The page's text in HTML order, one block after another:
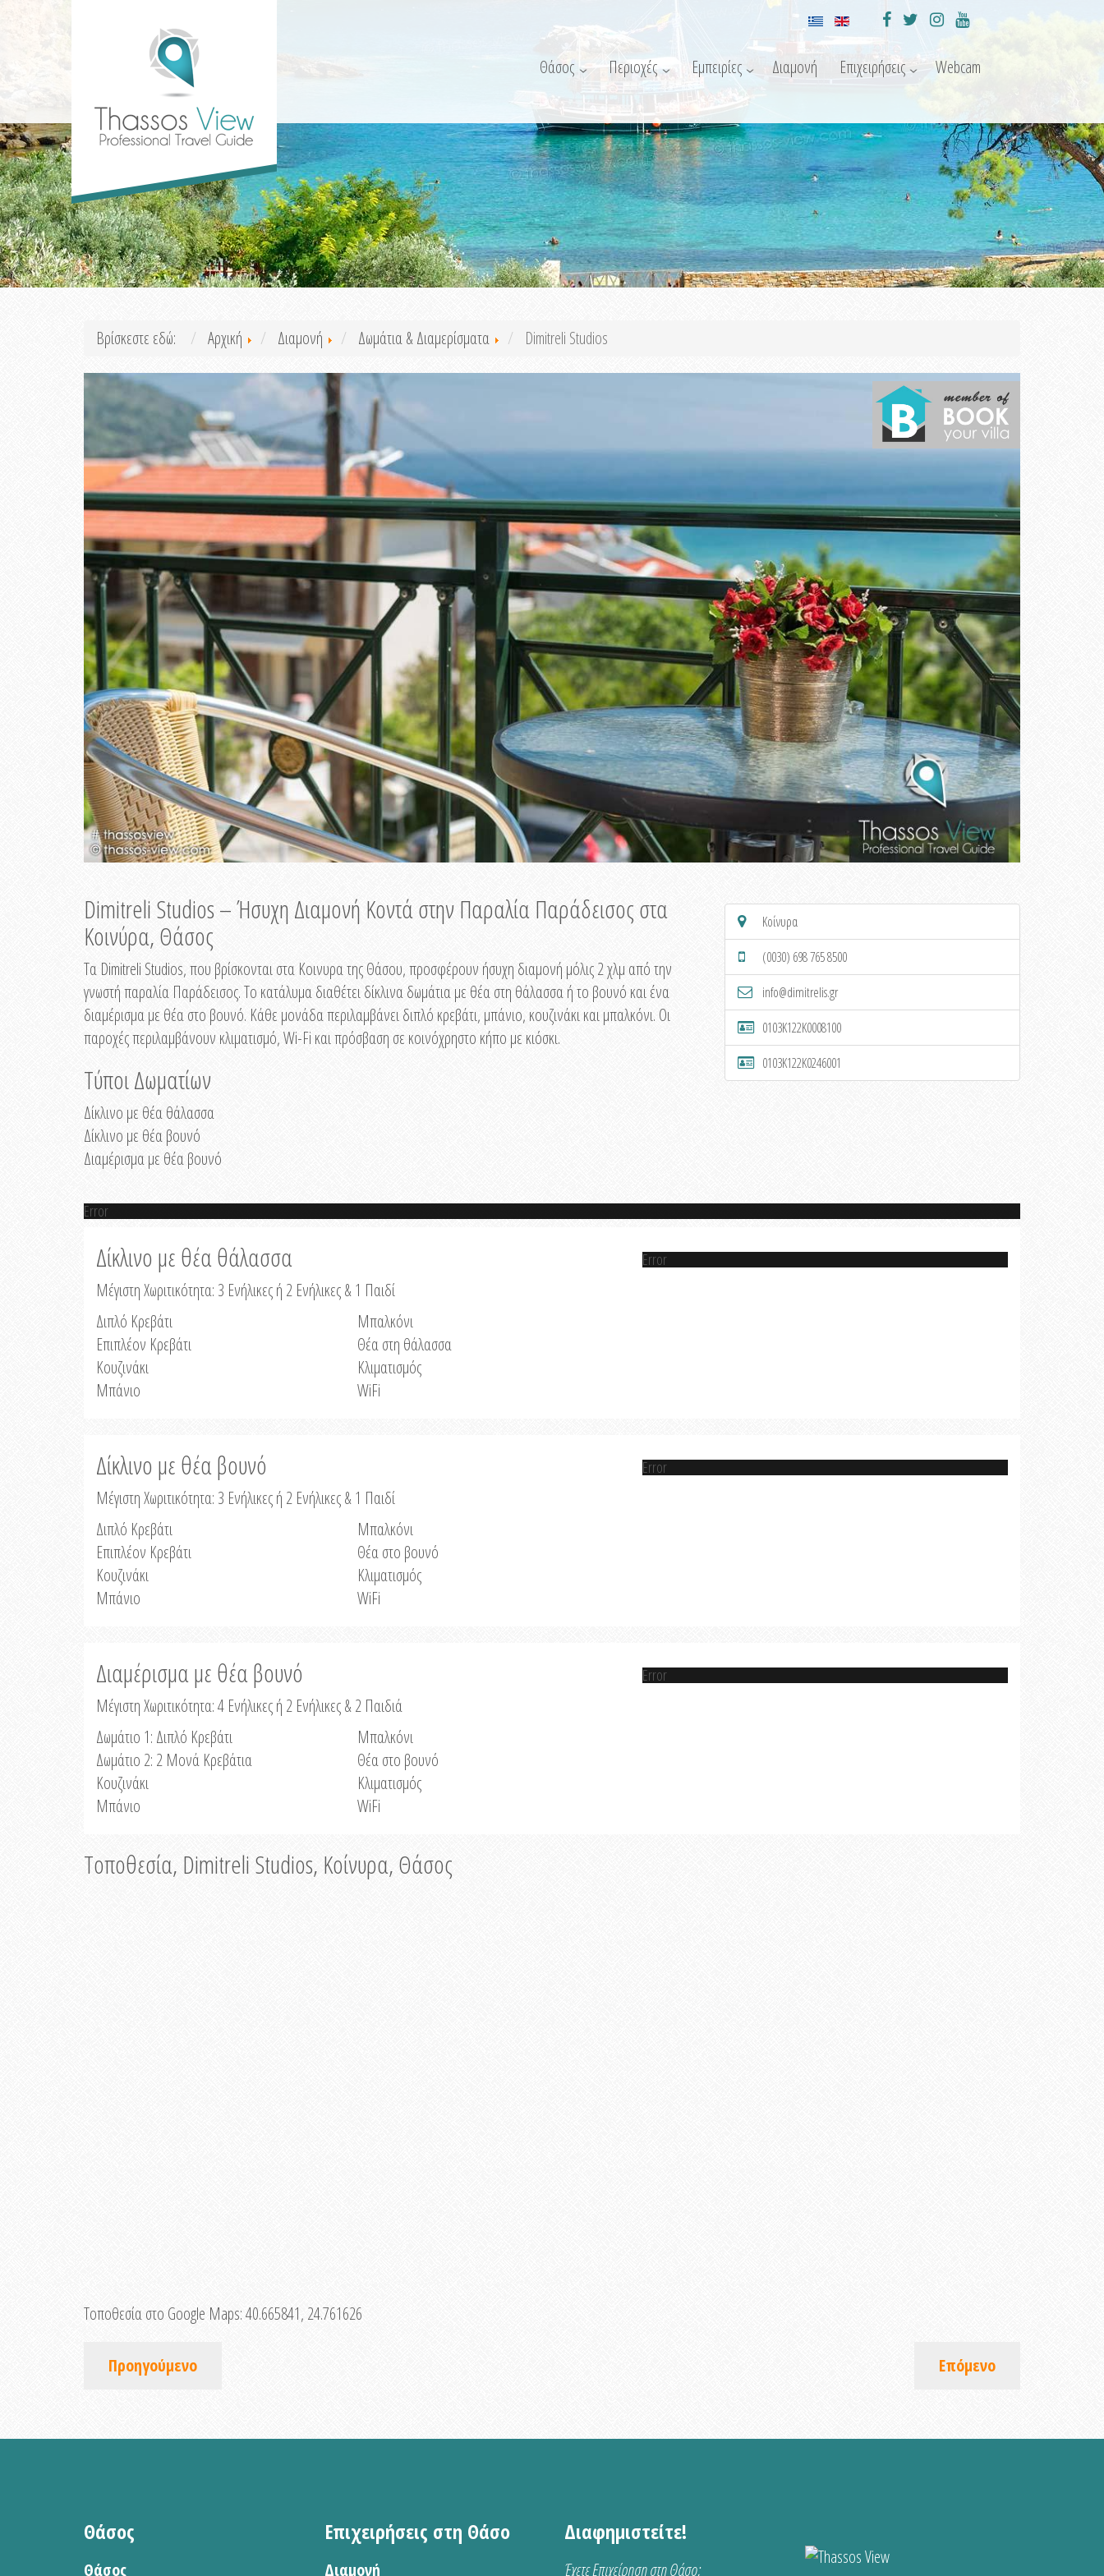
Θάσος Περιοχές Εμπειρίες Διαμονή Επιχειρήσεις Webcam
Βρίσκεστε εδώ: Αρχική Διαμονή Δωμάτια & Διαμερίσματα Dimitreli Studios
Dimitreli Studios – Ήσυχη Διαμονή Κοντά στην Παραλία Παράδεισος στα
Κοινύρα, Θάσος
Τα Dimitreli Studios, που βρίσκονται στα Κοινυρα της Θάσου, προσφέρουν ήσυχη διαμονή μόλις 2 χλμ από την
γνωστή παραλία Παράδεισος. Το κατάλυμα διαθέτει δίκλινα δωμάτια με θέα στη θάλασσα ή το βουνό και ένα
διαμέρισμα με θέα στο βουνό. Κάθε μονάδα περιλαμβάνει διπλό κρεβάτι, μπάνιο, κουζινάκι και μπαλκόνι. Οι
παροχές περιλαμβάνουν κλιματισμό, Wi-Fi και πρόσβαση σε κοινόχρηστο κήπο με κιόσκι.
Τύποι Δωματίων
Δίκλινο με θέα θάλασσα
Δίκλινο με θέα βουνό
Διαμέρισμα με θέα βουνό
Κοίνυρα
(0030) 698 765 8500
info@dimitrelis.gr
0103K122K0008100
0103K122K0246001
Error
Δίκλινο με θέα θάλασσα
Μέγιστη Χωριτικότητα: 3 Ενήλικες ή 2 Ενήλικες & 1 Παιδί
Διπλό Κρεβάτι
Επιπλέον Κρεβάτι
Κουζινάκι
Μπάνιο
Μπαλκόνι
Θέα στη θάλασσα
Κλιματισμός
WiFi
Error
Δίκλινο με θέα βουνό
Μέγιστη Χωριτικότητα: 3 Ενήλικες ή 2 Ενήλικες & 1 Παιδί
Διπλό Κρεβάτι
Επιπλέον Κρεβάτι
Κουζινάκι
Μπάνιο
Μπαλκόνι
Θέα στο βουνό
Κλιματισμός
WiFi
Error
Διαμέρισμα με θέα βουνό
Μέγιστη Χωριτικότητα: 4 Ενήλικες ή 2 Ενήλικες & 2 Παιδιά
Δωμάτιο 1: Διπλό Κρεβάτι
Δωμάτιο 2: 2 Μονά Κρεβάτια
Κουζινάκι
Μπάνιο
Μπαλκόνι
Θέα στο βουνό
Κλιματισμός
WiFi
Error
Τοποθεσία, Dimitreli Studios, Κοίνυρα, Θάσος
Τοποθεσία στο Google Maps:40.665841, 24.761626
Προηγούμενο Επόμενο
Θάσος
Θάσος
Επιχειρήσεις στη Θάσο
Διαμονή
Διαφημιστείτε!
Έχετε Επιχείρηση στη Θάσο;